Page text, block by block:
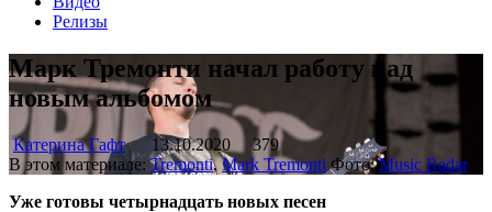
Релизы
Марк Тремонти начал работу над
новым альбомом
Катерина Гафт 13.10.2020
379
В этом материале:Tremonti,Mark Tremonti Фото:Music Radar
Уже готовы четырнадцать новых песен